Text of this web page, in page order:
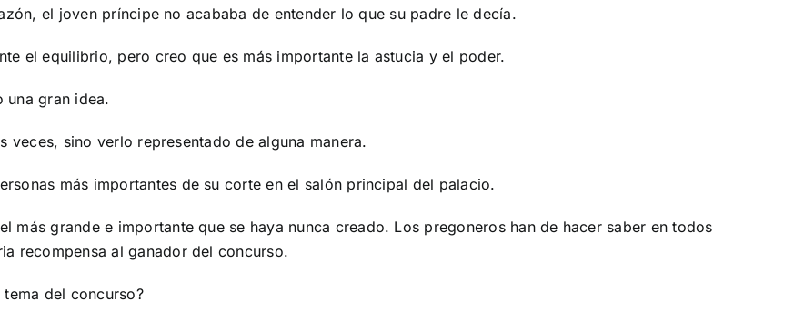
el joven príncipe no acababa de entender lo que su padre le decía.
el equilibrio, pero creo que es más importante la astucia y el poder.
una gran idea.
sino verlo representado de alguna manera.
más importantes de su corte en el salón principal del palacio.
más grande e importante que se haya nunca creado. Los pregoneros han de hacer saber en todos
recompensa al ganador del concurso.
del concurso?